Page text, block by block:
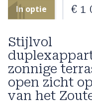
Stijlvol
zonnige
open zicht
van het
In optie € 1